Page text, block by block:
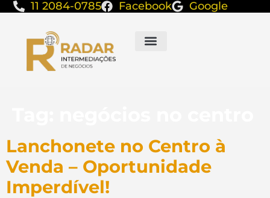
11 2084-0785 Facebook Google
Lanchonete no Centro à
Venda – Oportunidade
Imperdível!